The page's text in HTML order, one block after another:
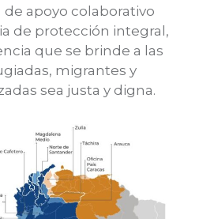
apoyo colaborativo
de protección integral,
que se brinde a las
migrantes y
sea justa y digna.